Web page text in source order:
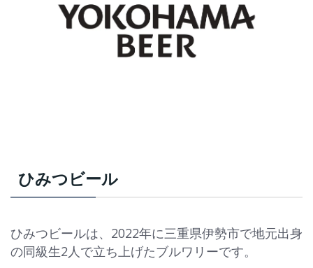
ひみつビール
ひみつビールは、2022年に三重県伊勢市で地元出身
の同級生2人で立ち上げたブルワリーです。